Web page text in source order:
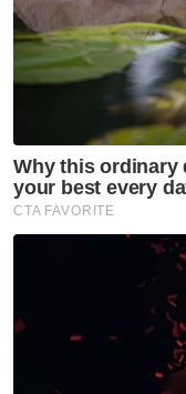
Artikel
Mayat lelaki
dipercayai
Mayat wanita
PDRM akan
"Selain itu,
didapati hilang
di dalam
Tambah beliau
ke Jabatan
dan kes